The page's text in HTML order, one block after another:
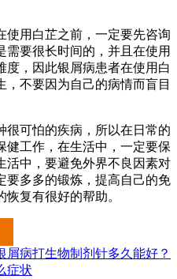
使用白芷之前，一定要先咨询
要很长时间的，并且在使用
度，因此银屑病患者在使用白
不要因为自己的病情而盲目
很可怕的疾病，所以在日常的
健工作，在生活中，一定要保
活中，要避免外界不良因素对
要多多的锻炼，提高自己的免
复有很好的帮助。
屑病打生物制剂针多久能好？
症状